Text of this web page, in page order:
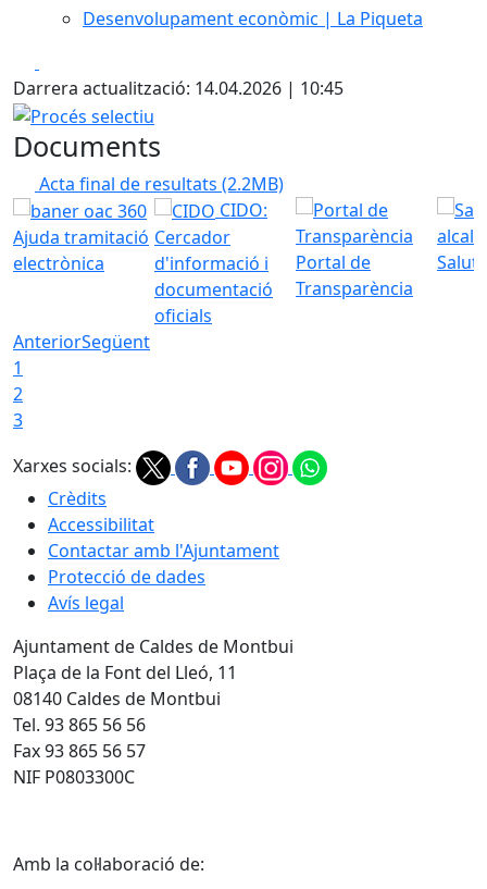
Desenvolupament econòmic | La Piqueta
Darrera actualització: 14.04.2026 | 10:45
Procés selectiu
Documents
Acta final de resultats (2.2MB)
Ajuda tramitació
electrònica
CIDO:
Cercador
d'informació i
documentació
oficials
Portal de
Transparència
AnteriorSegüent
1
2
3
Xarxes socials:
Crèdits
Accessibilitat
Contactar amb l'Ajuntament
Protecció de dades
Avís legal
Ajuntament de Caldes de Montbui
Plaça de la Font del Lleó, 11
08140 Caldes de Montbui
Tel. 93 865 56 56
Fax 93 865 56 57
NIF P0803300C
Amb la col·laboració de: